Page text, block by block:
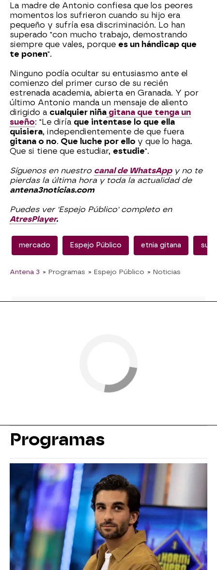
La madre de Antonio confiesa que los peores
momentos los sufrieron cuando su hijo era
pequeño y sufría esa discriminación. Lo han
superado "con mucho trabajo, demostrando
siempre que vales, porque es un hándicap que
te ponen".
Ninguno podía ocultar su entusiasmo ante el
comienzo del primer curso de su recién
estrenada academia, abierta en Granada. Y por
último Antonio manda un mensaje de aliento
dirigido a cualquier niña gitana que tenga un
sueño: "Le diría que intentase lo que ella
quisiera, independientemente de que fuera
gitana o no. Que luche por ello y que lo haga.
Que si tiene que estudiar, estudie".
Síguenos en nuestro canal de WhatsAppy no te
pierdas la última hora y toda la actualidad de
antena3noticias.com
Puedes ver 'Espejo Público' completo en
AtresPlayer.
mercado Espejo Público etnia gitana
Antena 3 » Programas » Espejo Público » Noticias
Programas